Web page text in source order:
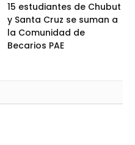
15 estudiantes de Chubut
y Santa Cruz se suman a
la Comunidad de
Becarios PAE